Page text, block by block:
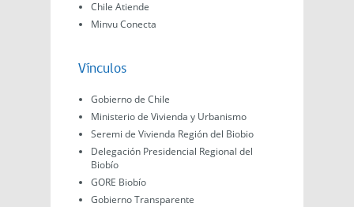
Chile Atiende
Minvu Conecta
Vínculos
Gobierno de Chile
Ministerio de Vivienda y Urbanismo
Seremi de Vivienda Región del Biobio
Delegación Presidencial Regional del
Biobío
GORE Biobío
Gobierno Transparente